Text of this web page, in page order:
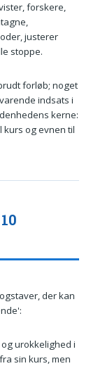
forskere,
justerer
stoppe.
forløb; noget
indsats i
kerne:
og evnen til
der kan
urokkelighed i
sin kurs, men